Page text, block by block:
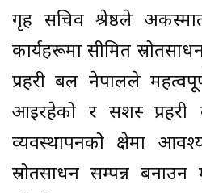
गृह सचिव श्रेष्ठले
कार्यहरूमा सीमित
प्रहरी बल नेपालले
आइरहेको र सशस्त्र
व्यवस्थापनको क्षेत्रमा
स्रोतसाधन सम्पन्न बनाउन